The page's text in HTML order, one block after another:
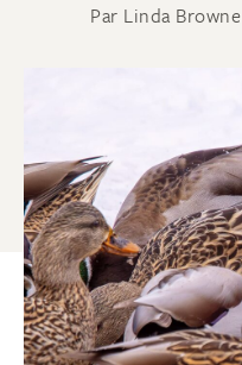
Par Linda Browne